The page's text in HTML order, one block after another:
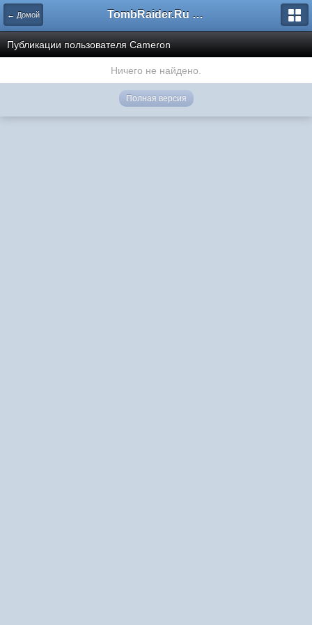
← Домой TombRaider.Ru - Форумы
Публикации пользователя Cameron
Ничего не найдено.
Полная версия